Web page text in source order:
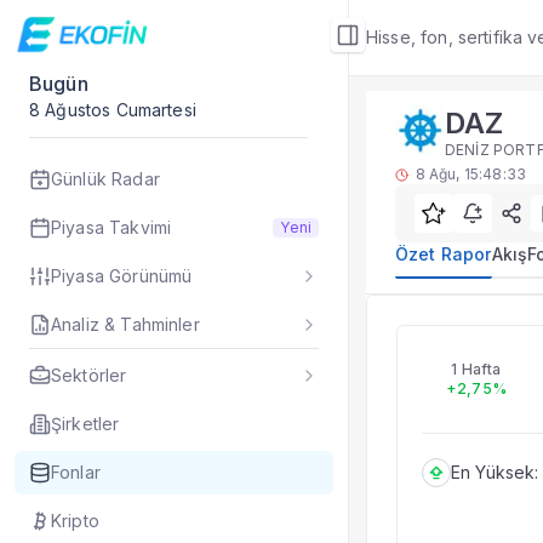
Hisse, fon, sertifika
Bugün
8 Ağustos Cumartesi
Günlük Radar
Piyasa Takvimi Yeni
Piyasa Görünümü
Analiz & Tahminler
Sektörler
Şirketler
Fonlar
Kripto
Fon Detay
Özet Rapor
DAZ yatırım
DAZ fonu özet
TEFAS DAZ
Fon verileri hangi
Evet. Fon detay
Fon Detay— İlgili
Fon Portföyü
DAZ
DENİZ
8 Ağu, 15:48:33
Özet RaporAkış
1 Hafta
+2,75%
En Yüksek: